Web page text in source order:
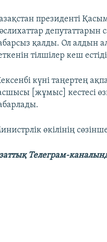
президенті
депутаттарын
қалды. Ол алдын
тілшілер кеш
күні таңертең
[жұмыс] кестесі
өкілінің
Телеграм-